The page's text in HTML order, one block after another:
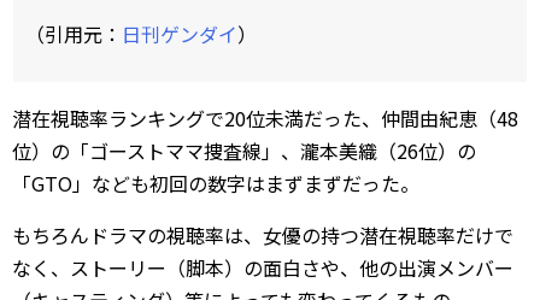
（引用元： 日刊ゲンダイ）
潜在視聴率ランキングで20位未満だった、仲間由紀恵（48
位）の「ゴーストママ捜査線」、瀧本美織（26位）の
「GTO」なども初回の数字はまずまずだった。
もちろんドラマの視聴率は、女優の持つ潜在視聴率だけで
なく、ストーリー（脚本）の面白さや、他の出演メンバー